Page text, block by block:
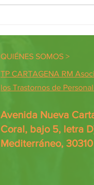
QUIÉNES SOMOS >
TP CARTAGENA RM
los Trastornos de
Avenida Nueva
Coral, bajo 5, letra
Mediterráneo,